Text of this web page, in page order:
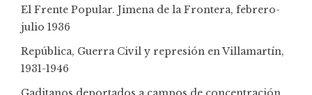
El Frente Popular. Jimena de la Frontera, febrero-
julio 1936
República, Guerra Civil y represión en Villamartín,
1931-1946